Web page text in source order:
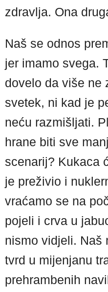
zdravlja. Ona
Naš se odnos
jer imamo svega.
dovelo da više ne
svetek, ni kad je
neću razmišljati.
hrane biti sve
scenarij? Kukaca
je preživio i
vraćamo se na
pojeli i crva u
nismo vidjeli. Naš
tvrd u mijenjanu
prehrambenih